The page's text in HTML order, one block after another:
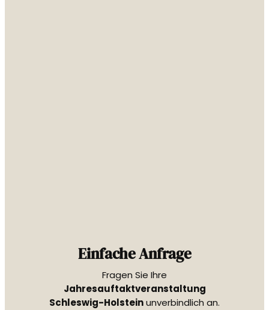
Einfache Anfrage
Fragen Sie Ihre
Jahresauftaktveranstaltung
Schleswig-Holsteinunverbindlich an.